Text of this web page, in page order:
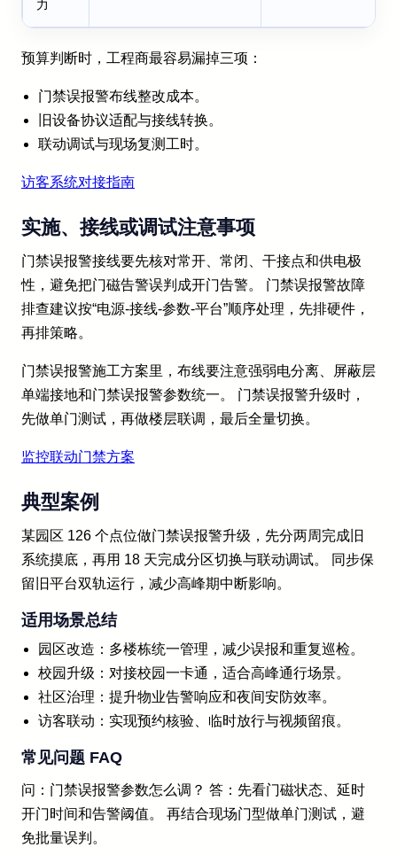
力
预算判断时，工程商最容易漏掉三项：
门禁误报警布线整改成本。
旧设备协议适配与接线转换。
联动调试与现场复测工时。
访客系统对接指南
实施、接线或调试注意事项
门禁误报警接线要先核对常开、常闭、干接点和供电极
性，避免把门磁告警误判成开门告警。 门禁误报警故障
排查建议按“电源-接线-参数-平台”顺序处理，先排硬件，
再排策略。
门禁误报警施工方案里，布线要注意强弱电分离、屏蔽层
单端接地和门禁误报警参数统一。 门禁误报警升级时，
先做单门测试，再做楼层联调，最后全量切换。
监控联动门禁方案
典型案例
某园区 126 个点位做门禁误报警升级，先分两周完成旧
系统摸底，再用 18 天完成分区切换与联动调试。 同步保
留旧平台双轨运行，减少高峰期中断影响。
适用场景总结
园区改造：多楼栋统一管理，减少误报和重复巡检。
校园升级：对接校园一卡通，适合高峰通行场景。
社区治理：提升物业告警响应和夜间安防效率。
访客联动：实现预约核验、临时放行与视频留痕。
常见问题 FAQ
问：门禁误报警参数怎么调？ 答：先看门磁状态、延时
开门时间和告警阈值。 再结合现场门型做单门测试，避
免批量误判。